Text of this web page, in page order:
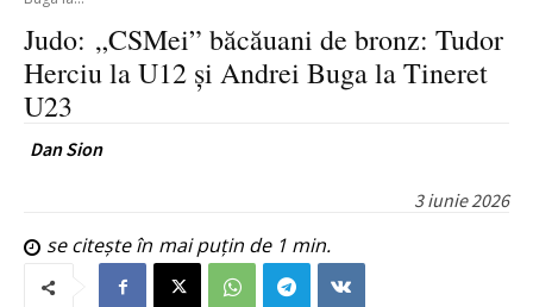
Judo: „CSMei” băcăuani de bronz: Tudor
Herciu la U12 și Andrei Buga la Tineret
U23
Dan Sion
3 iunie 2026
se citește în mai puțin de 1 min.